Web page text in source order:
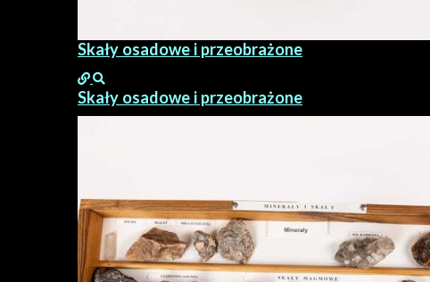
Skały osadowe i przeobrażone
Skały osadowe i przeobrażone